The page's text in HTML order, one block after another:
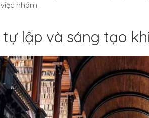
nhóm.
lập và sáng tạo